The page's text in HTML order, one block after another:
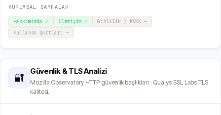
KURUMSAL SAYFALAR
Hakkımızda ✓ İletişim ✓ Gizlilik / KVKK —
Kullanım Şartları —
🔐
Güvenlik & TLS Analizi
Mozilla Observatory HTTP güvenlik başlıkları · Qualys SSL Labs TLS
kalitesi.